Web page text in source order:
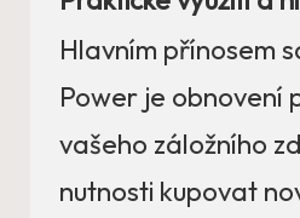
Hlavním přínosem
Power je obnovení
vašeho záložního
nutnosti kupovat